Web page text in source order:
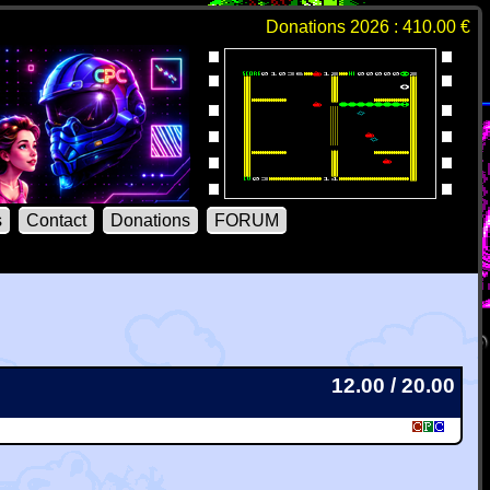
Donations 2026 : 410.00 €
Contact Donations FORUM
12.00 / 20.00